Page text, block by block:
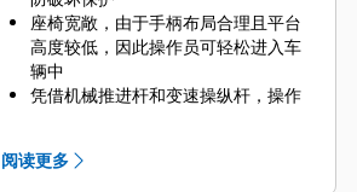
座椅宽敞，由于手柄布局合理且平台
高度较低，因此操作员可轻松进入车
辆中
凭借机械推进杆和变速操纵杆，操作
阅读更多